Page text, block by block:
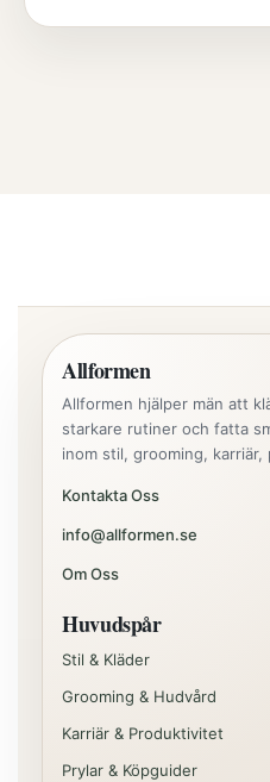
Allformen
Allformen hjälper män att
starkare rutiner och fatta
inom stil, grooming, karriär,
Kontakta Oss
info@allformen.se
Om Oss
Huvudspår
Stil & Kläder
Grooming & Hudvård
Karriär & Produktivitet
Prylar & Köpguider